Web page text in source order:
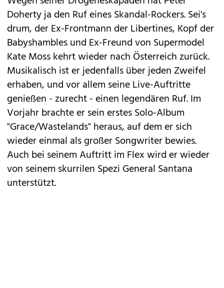
Doherty ja den Ruf eines Skandal-Rockers. Sei's
drum, der Ex-Frontmann der Libertines, Kopf der
Babyshambles und Ex-Freund von Supermodel
Kate Moss kehrt wieder nach Österreich zurück.
Musikalisch ist er jedenfalls über jeden Zweifel
erhaben, und vor allem seine Live-Auftritte
genießen - zurecht - einen legendären Ruf. Im
Vorjahr brachte er sein erstes Solo-Album
"Grace/Wastelands" heraus, auf dem er sich
wieder einmal als großer Songwriter bewies.
Auch bei seinem Auftritt im Flex wird er wieder
von seinem skurrilen Spezi General Santana
unterstützt.